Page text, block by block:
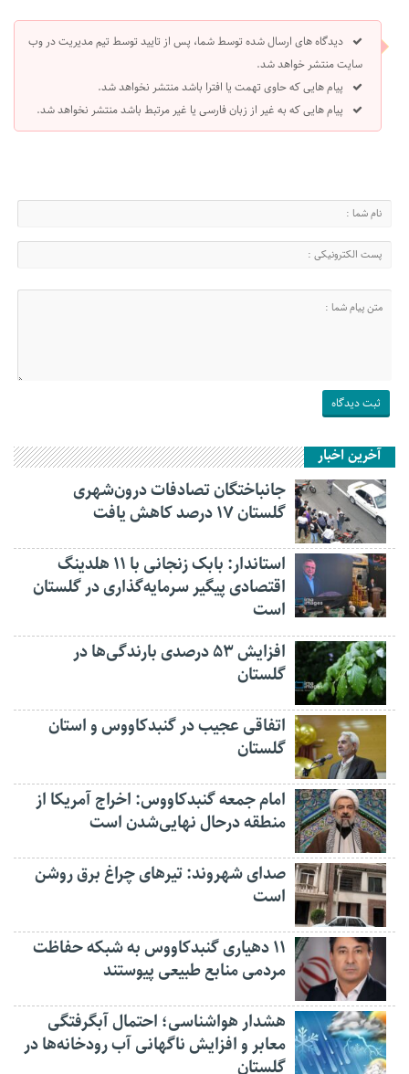
دیدگاه های ارسال شده توسط شما، پس از تایید توسط تیم مدیریت در وب
سایت منتشر خواهد شد.
پیام هایی که حاوی تهمت یا افترا باشد منتشر نخواهد شد.
پیام هایی که به غیر از زبان فارسی یا غیر مرتبط باشد منتشر نخواهد شد.
آخرین اخبار
جانباختگان تصادفات درون‌شهری
گلستان ۱۷ درصد کاهش یافت
استاندار: بابک زنجانی با ۱۱ هلدینگ
اقتصادی پیگیر سرمایه‌گذاری در گلستان
است
افزایش ۵۳ درصدی بارندگی‌ها در
گلستان
اتفاقی عجیب در‌ گنبدکاووس و استان
گلستان
امام جمعه گنبدکاووس: اخراج آمریکا از
منطقه درحال نهایی‌شدن است
صدای شهروند: تیرهای چراغ برق روشن
است
۱۱ دهیاری گنبدکاووس به شبکه حفاظت
مردمی منابع طبیعی پیوستند
هشدار هواشناسی؛ احتمال آبگرفتگی
معابر و افزایش ناگهانی آب رودخانه‌ها در
گلستان